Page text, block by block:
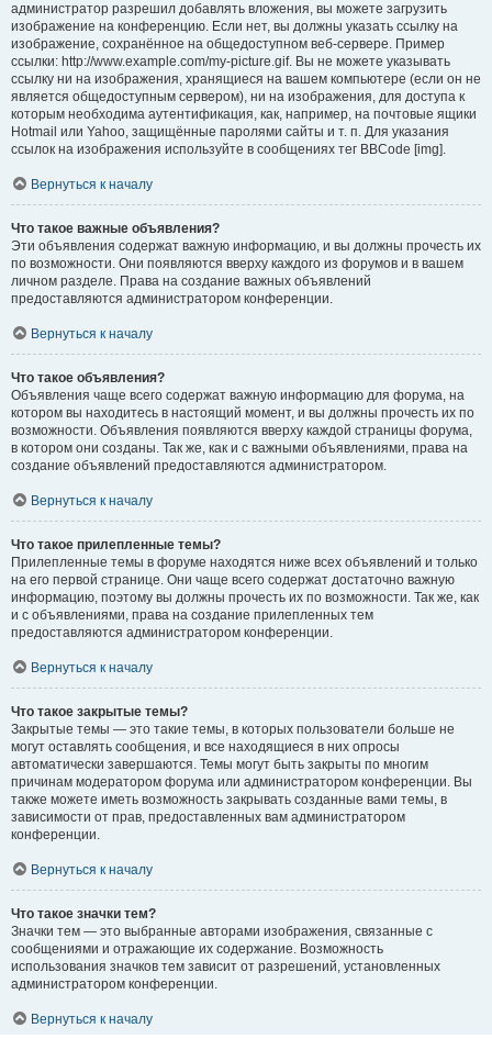
администратор разрешил добавлять вложения, вы можете загрузить
изображение на конференцию. Если нет, вы должны указать ссылку на
изображение, сохранённое на общедоступном веб-сервере. Пример
ссылки: http://www.example.com/my-picture.gif. Вы не можете указывать
ссылку ни на изображения, хранящиеся на вашем компьютере (если он не
является общедоступным сервером), ни на изображения, для доступа к
которым необходима аутентификация, как, например, на почтовые ящики
Hotmail или Yahoo, защищённые паролями сайты и т. п. Для указания
ссылок на изображения используйте в сообщениях тег BBCode [img].
Вернуться к началу
Что такое важные объявления?
Эти объявления содержат важную информацию, и вы должны прочесть их
по возможности. Они появляются вверху каждого из форумов и в вашем
личном разделе. Права на создание важных объявлений
предоставляются администратором конференции.
Вернуться к началу
Что такое объявления?
Объявления чаще всего содержат важную информацию для форума, на
котором вы находитесь в настоящий момент, и вы должны прочесть их по
возможности. Объявления появляются вверху каждой страницы форума,
в котором они созданы. Так же, как и с важными объявлениями, права на
создание объявлений предоставляются администратором.
Вернуться к началу
Что такое прилепленные темы?
Прилепленные темы в форуме находятся ниже всех объявлений и только
на его первой странице. Они чаще всего содержат достаточно важную
информацию, поэтому вы должны прочесть их по возможности. Так же, как
и с объявлениями, права на создание прилепленных тем
предоставляются администратором конференции.
Вернуться к началу
Что такое закрытые темы?
Закрытые темы — это такие темы, в которых пользователи больше не
могут оставлять сообщения, и все находящиеся в них опросы
автоматически завершаются. Темы могут быть закрыты по многим
причинам модератором форума или администратором конференции. Вы
также можете иметь возможность закрывать созданные вами темы, в
зависимости от прав, предоставленных вам администратором
конференции.
Вернуться к началу
Что такое значки тем?
Значки тем — это выбранные авторами изображения, связанные с
сообщениями и отражающие их содержание. Возможность
использования значков тем зависит от разрешений, установленных
администратором конференции.
Вернуться к началу